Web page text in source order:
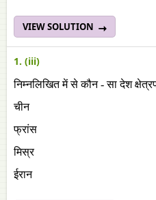
VIEW SOLUTION
1. (iii)
निम्नलिखित में से कौन - सा देश
चीन
फ्रांस
मिस्र
ईरान